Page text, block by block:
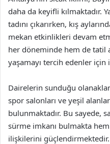
daha da keyifli kılmaktadır.
tadını çıkarırken, kış
mekan etkinlikleri devam
her döneminde hem de tatil
yaşamayı tercih edenler için
Dairelerin sunduğu
spor salonları ve yeşil
bulunmaktadır. Bu sayede,
sürme imkanı bulmakta
ilişkilerini